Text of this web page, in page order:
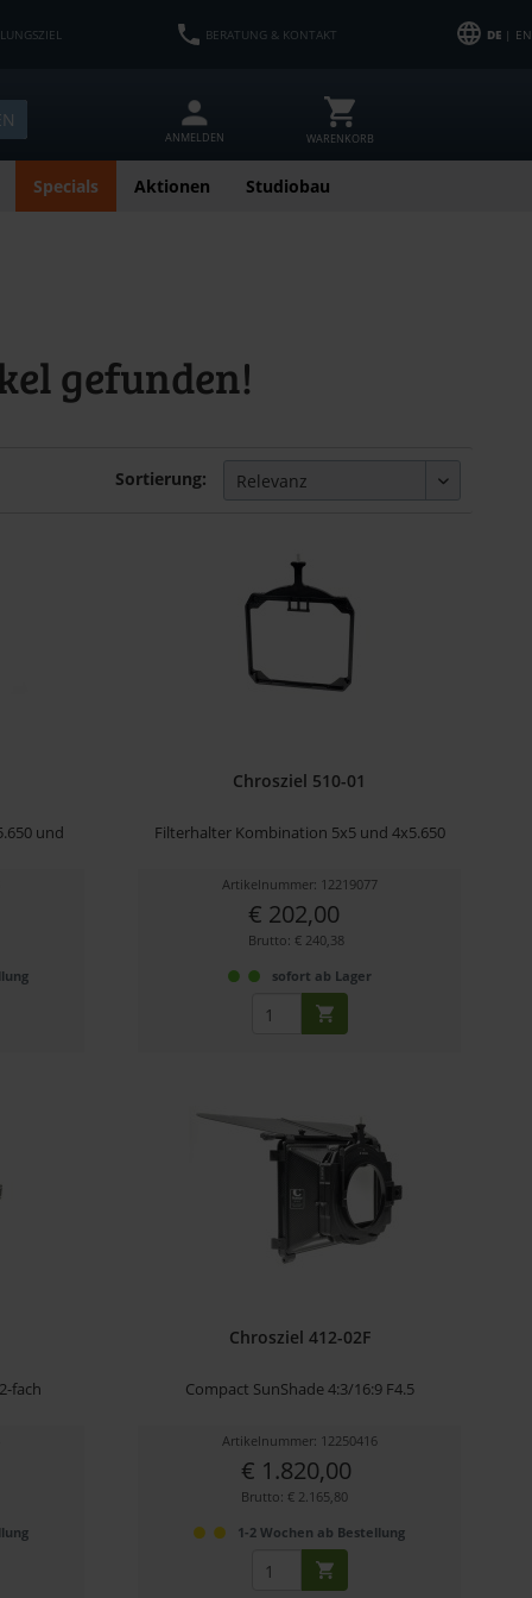
BERATUNG & KONTAKT DE| EN
ANMELDEN WARENKORB
Specials Aktionen Studiobau
gefunden!
Sortierung:
und
Chrosziel 510-01
Filterhalter Kombination 5x5 und 4x5.650
Artikelnummer: 12219077
€ 202,00
Brutto: € 240,38
sofort ab Lager
fach
Chrosziel 412-02F
Compact SunShade 4:3/16:9 F4.5
Artikelnummer: 12250416
€ 1.820,00
Brutto: € 2.165,80
1-2 Wochen ab Bestellung